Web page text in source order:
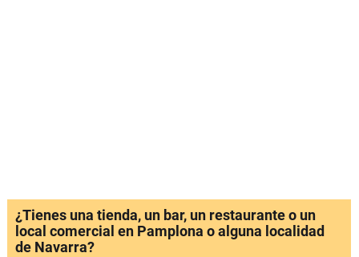
¿Tienes una tienda, un bar, un restaurante o un
local comercial en Pamplona o alguna localidad
de Navarra?